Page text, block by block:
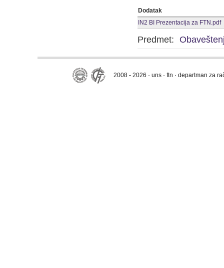
Dodatak
IN2 BI Prezentacija za FTN.pdf
Predmet:
2008 - 2026 · uns · ftn · departman za